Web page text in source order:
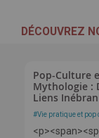
DÉCOUVREZ
Pop-Culture
Mythologie :
Liens
#Vie pratique et pop